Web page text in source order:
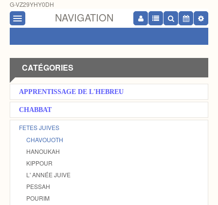
G-VZ29YHY0DH
NAVIGATION
CATÉGORIES
APPRENTISSAGE DE L'HEBREU
CHABBAT
FETES JUIVES
CHAVOUOTH
HANOUKAH
KIPPOUR
L' ANNÉE JUIVE
PESSAH
POURIM